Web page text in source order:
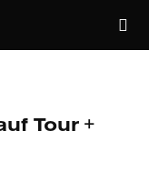
Tour +